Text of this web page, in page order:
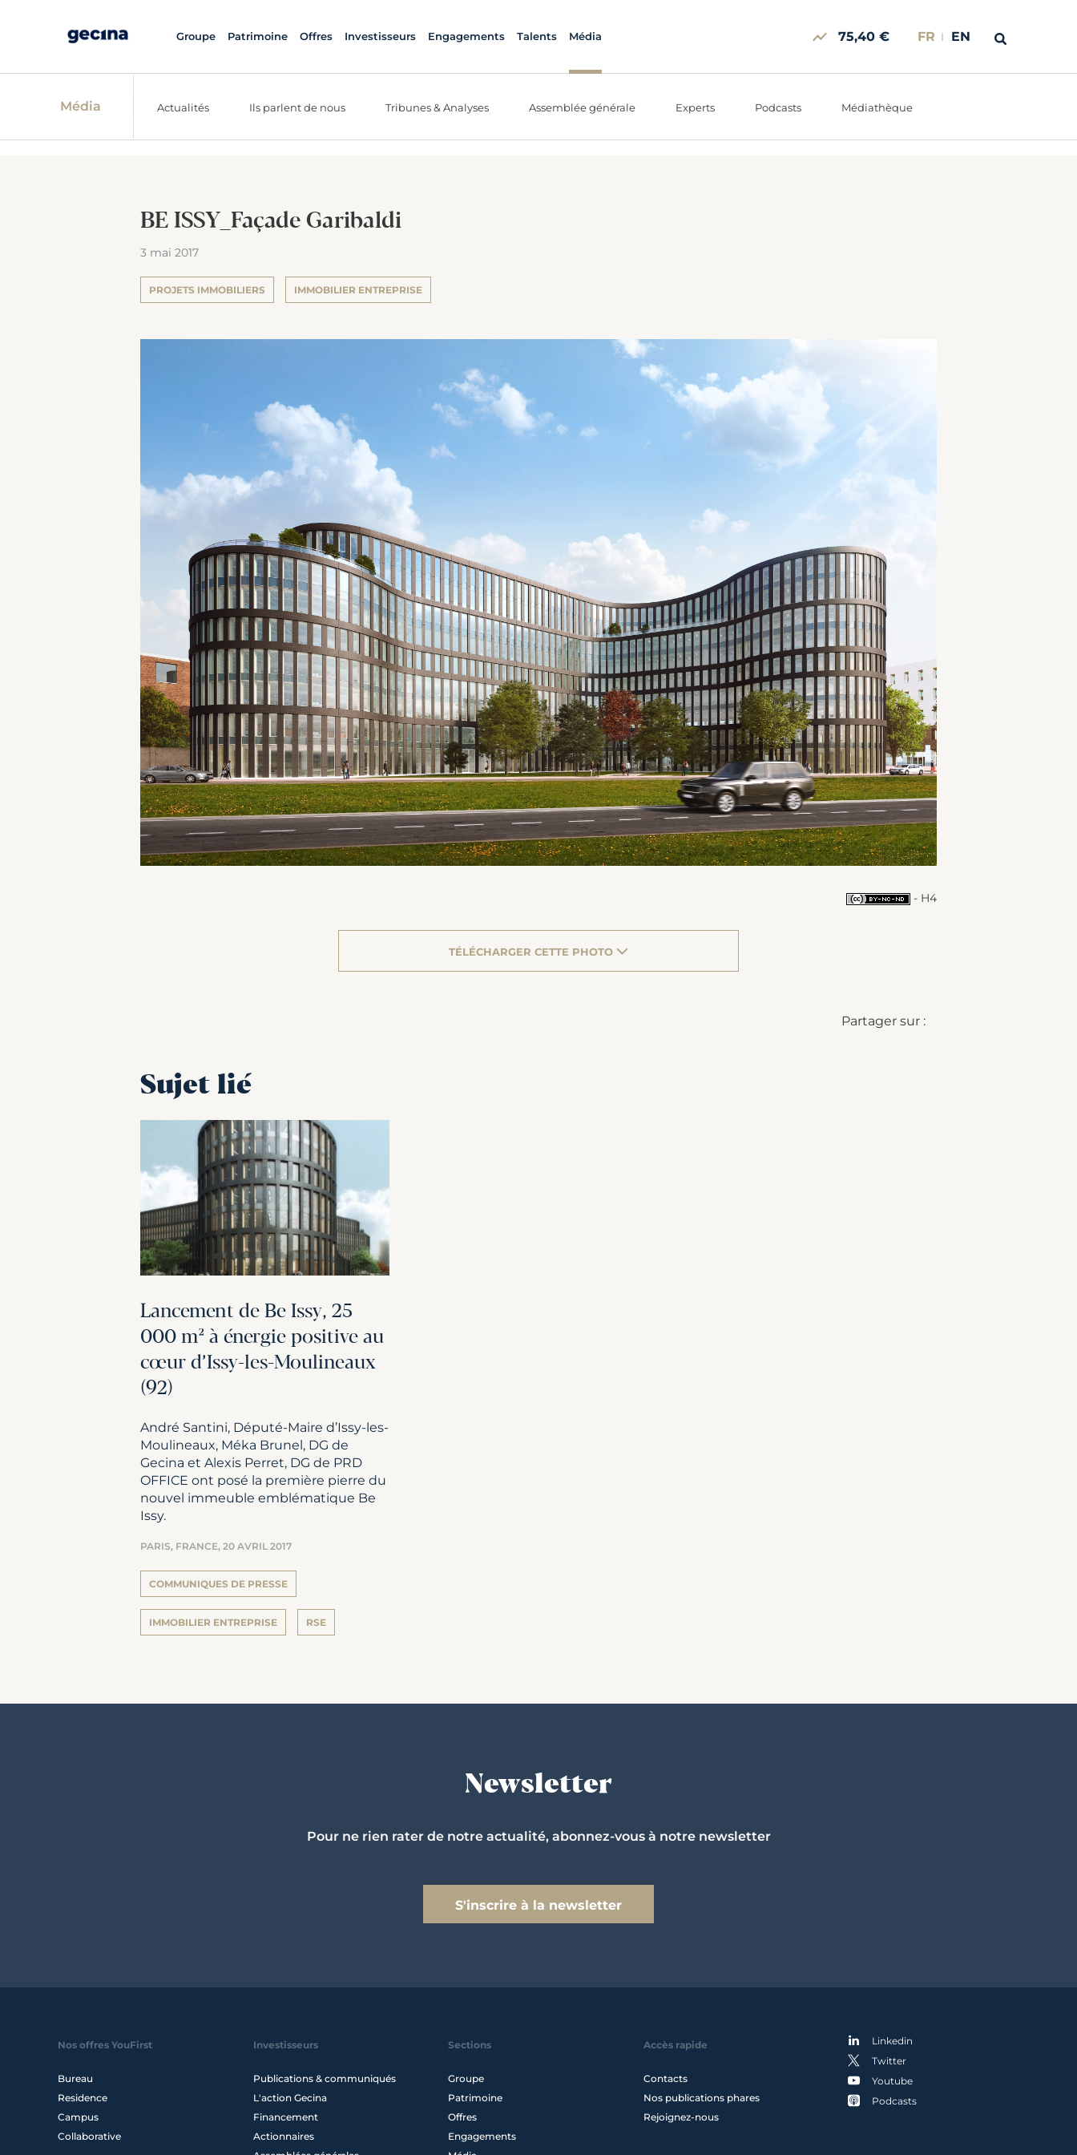
Groupe Patrimoine Offres Investisseurs Engagements Talents Média 75,40 € FR EN
Média Actualités Ils parlent de nous Tribunes & Analyses Assemblée générale Experts Podcasts Médiathèque
BE ISSY_Façade Garibaldi
3 mai 2017
PROJETS IMMOBILIERS IMMOBILIER ENTREPRISE
- H4
TÉLÉCHARGER CETTE PHOTO
Partager sur :
Sujet lié
Lancement de Be Issy, 25
000 m² à énergie positive au
cœur d’Issy-les-Moulineaux
(92)
André Santini, Député-Maire d’Issy-les-
Moulineaux, Méka Brunel, DG de
Gecina et Alexis Perret, DG de PRD
OFFICE ont posé la première pierre du
nouvel immeuble emblématique Be
Issy.
PARIS, FRANCE, 20 AVRIL 2017
COMMUNIQUES DE PRESSE
IMMOBILIER ENTREPRISE RSE
Newsletter
Pour ne rien rater de notre actualité, abonnez-vous à notre newsletter
S'inscrire à la newsletter
Nos offres YouFirst
Bureau
Residence
Campus
Collaborative
Investisseurs
Publications & communiqués
L'action Gecina
Financement
Actionnaires
Sections
Groupe
Patrimoine
Offres
Engagements
Accès rapide
Contacts
Nos publications phares
Rejoignez-nous
Linkedin
Twitter
Youtube
Podcasts